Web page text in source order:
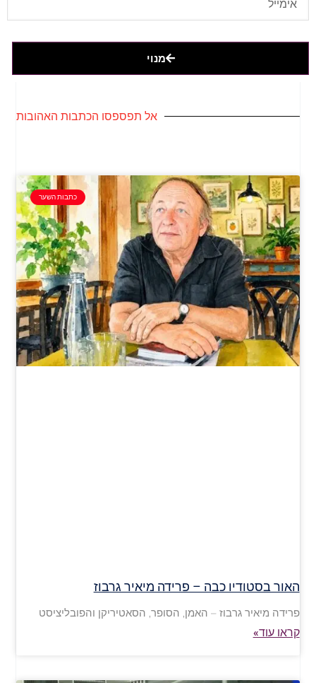
מנוי
אל תפספסו הכתבות האהובות
כתבות השער
האור בסטודיו כבה – פרידה מיאיר גרבוז
פרידה מיאיר גרבוז – האמן, הסופר, הסאטיריקן והפובליציסט
קראו עוד»